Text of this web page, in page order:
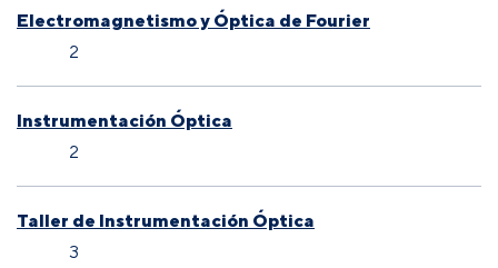
Electromagnetismo y Óptica de Fourier
2
Instrumentación Óptica
2
Taller de Instrumentación Óptica
3